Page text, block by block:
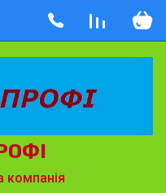
компанія